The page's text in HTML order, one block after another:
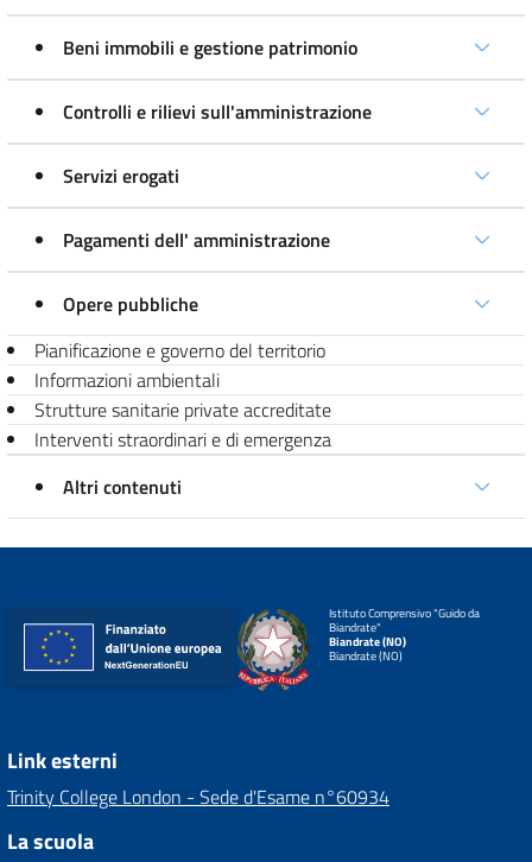
Beni immobili e gestione patrimonio
Controlli e rilievi sull'amministrazione
Servizi erogati
Pagamenti dell' amministrazione
Opere pubbliche
Pianificazione e governo del territorio
Informazioni ambientali
Strutture sanitarie private accreditate
Interventi straordinari e di emergenza
Altri contenuti
Istituto Comprensivo "Guido da
Biandrate"
Biandrate (NO)
Biandrate (NO)
Link esterni
Trinity College London - Sede d'Esame n°60934
La scuola